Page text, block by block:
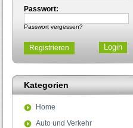
Passwort:
Passwort vergessen?
Registrieren
Kategorien
Home
Auto und Verkehr